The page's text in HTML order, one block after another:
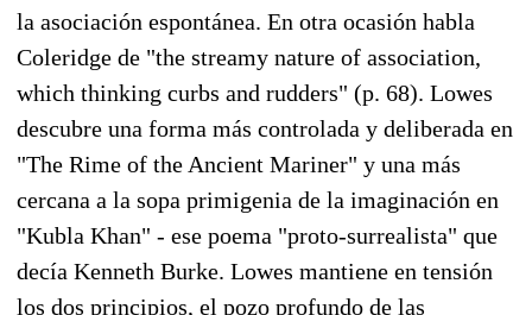
la asociación espontánea. En otra ocasión habla
Coleridge de "the streamy nature of association,
which thinking curbs and rudders" (p. 68). Lowes
descubre una forma más controlada y deliberada en
"The Rime of the Ancient Mariner" y una más
cercana a la sopa primigenia de la imaginación en
"Kubla Khan" - ese poema "proto-surrealista" que
decía Kenneth Burke. Lowes mantiene en tensión
los dos principios, el pozo profundo de las